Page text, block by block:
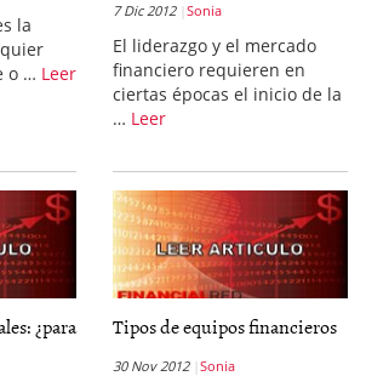
la
o … Leer
7 Dic 2012 Sonia
El liderazgo y el mercado
financiero requieren en
ciertas épocas el inicio de la
… Leer
¿para Tipos de equipos financieros
30 Nov 2012 Sonia